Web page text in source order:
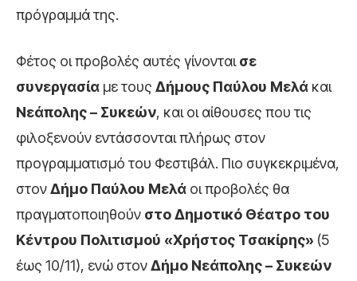
πρόγραμμά της.
Φέτος οι προβολές αυτές γίνονταισε
συνεργασία με τους Δήμους Παύλου Μελά και
Νεάπολης – Συκεών, και οι αίθουσες που τις
φιλοξενούν εντάσσονται πλήρως στον
προγραμματισμό του Φεστιβάλ. Πιο συγκεκριμένα,
στονΔήμο Παύλου Μελά οι προβολές θα
πραγματοποιηθούν στο Δημοτικό Θέατρο του
Κέντρου Πολιτισμού «Χρήστος Τσακίρης» (5
έως 10/11), ενώ στονΔήμο Νεάπολης – Συκεών